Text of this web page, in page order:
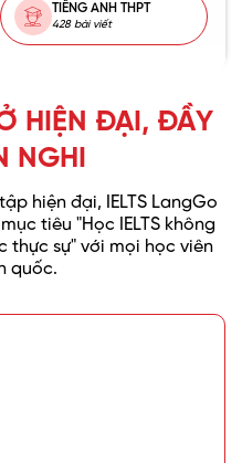
TIẾNG ANH THPT
428 bài viết
HIỆN ĐẠI, ĐẦY
NGHI
hiện đại, IELTS LangGo
tiêu "Học IELTS không
thực sự" với mọi học viên
quốc.